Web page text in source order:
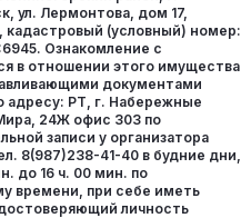
ул. Лермонтова, дом 17,
кадастровый (условный) номер:
Ознакомление с
в отношении этого имущества
документами
адресу: РТ, г. Набережные
24Ж офис 303 по
записи у организатора
8(987)238-41-40 в будние дни,
до 16 ч. 00 мин. по
времени, при себе иметь
личность